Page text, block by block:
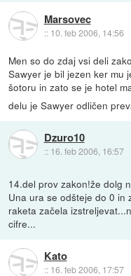
Marsovec
:: 10. feb 2006, 14:56
Men so do zdaj vsi deli
Sawyer je bil jezen ker mu
šotoru in zato se je hotel
delu je Sawyer odličen
Dzuro10
:: 16. feb 2006, 16:57
14.del prov zakon!že dolg
Una ura se odšteje do 0 in
raketa začela
cifre...
Kato
:: 16. feb 2006, 17:57